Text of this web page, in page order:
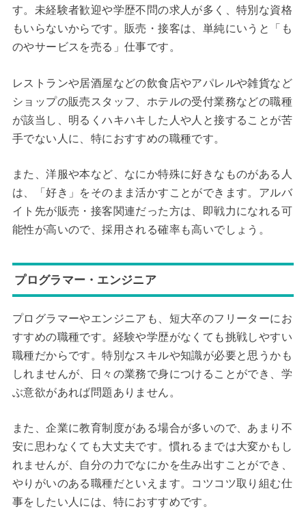
す。未経験者歓迎や学歴不問の求人が多く、特別な資格
もいらないからです。販売・接客は、単純にいうと「も
のやサービスを売る」仕事です。
レストランや居酒屋などの飲食店やアパレルや雑貨など
ショップの販売スタッフ、ホテルの受付業務などの職種
が該当し、明るくハキハキした人や人と接することが苦
手でない人に、特におすすめの職種です。
また、洋服や本など、なにか特殊に好きなものがある人
は、「好き」をそのまま活かすことができます。アルバ
イト先が販売・接客関連だった方は、即戦力になれる可
能性が高いので、採用される確率も高いでしょう。
プログラマー・エンジニア
プログラマーやエンジニアも、短大卒のフリーターにお
すすめの職種です。経験や学歴がなくても挑戦しやすい
職種だからです。特別なスキルや知識が必要と思うかも
しれませんが、日々の業務で身につけることができ、学
ぶ意欲があれば問題ありません。
また、企業に教育制度がある場合が多いので、あまり不
安に思わなくても大丈夫です。慣れるまでは大変かもし
れませんが、自分の力でなにかを生み出すことができ、
やりがいのある職種だといえます。コツコツ取り組む仕
事をしたい人には、特におすすめです。